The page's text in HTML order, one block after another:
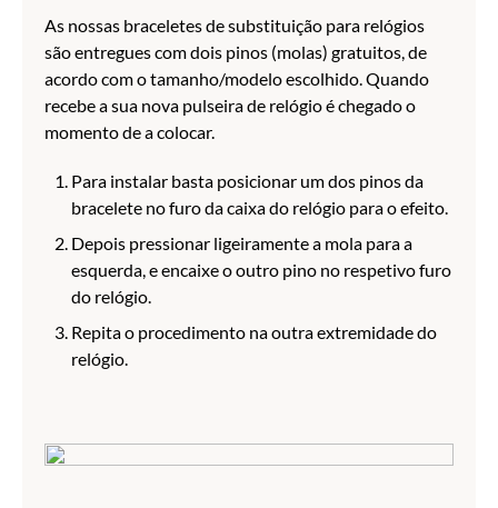
As nossas braceletes de substituição para relógios
são entregues com dois pinos (molas) gratuitos, de
acordo com o tamanho/modelo escolhido. Quando
recebe a sua nova pulseira de relógio é chegado o
momento de a colocar.
Para instalar basta posicionar um dos pinos da
bracelete no furo da caixa do relógio para o efeito.
Depois pressionar ligeiramente a mola para a
esquerda, e encaixe o outro pino no respetivo furo
do relógio.
Repita o procedimento na outra extremidade do
relógio.